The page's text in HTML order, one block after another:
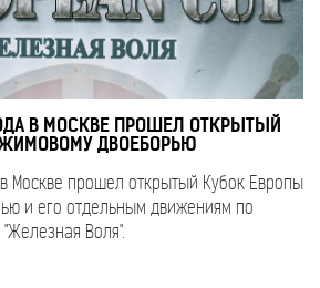
В МОСКВЕ ПРОШЕЛ ОТКРЫТЫЙ
ДВОЕБОРЬЮ
Москве прошел открытый Кубок Европы
и его отдельным движениям по
Воля".